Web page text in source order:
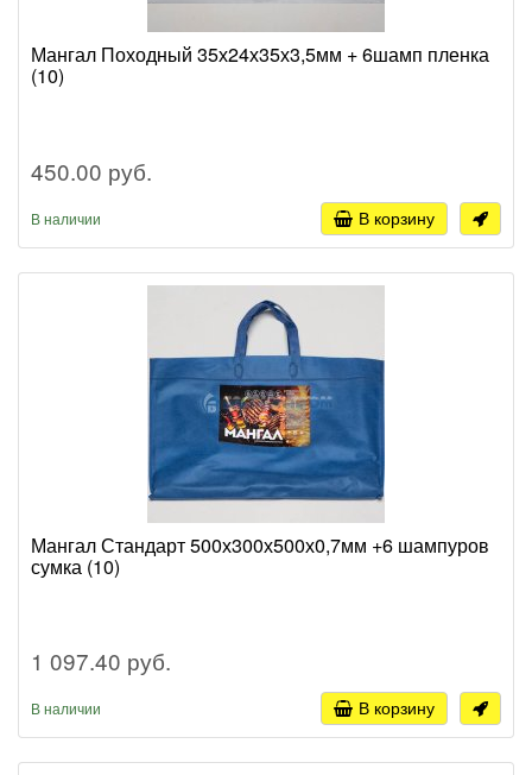
Мангал Походный 35х24х35х3,5мм + 6шамп пленка
(10)
450.00 руб.
В наличии В корзину
Мангал Стандарт 500х300х500х0,7мм +6 шампуров
сумка (10)
1 097.40 руб.
В наличии В корзину